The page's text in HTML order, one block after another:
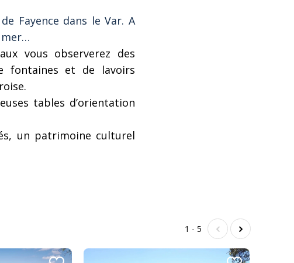
Fayence dans le Var. A
mer…
vous observerez des
fontaines et de lavoirs
tables d’orientation
un patrimoine culturel
1 - 5